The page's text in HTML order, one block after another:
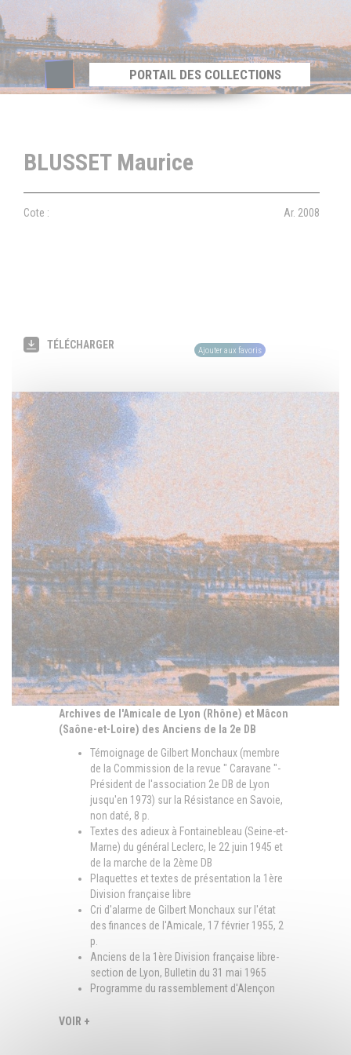
Panneau de gestion des cookies
PORTAIL DES COLLECTIONS
BLUSSET Maurice
Cote : Ar. 2008
TÉLÉCHARGER Ajouter aux favoris
Archives de l'Amicale de Lyon (Rhône) et Mâcon
(Saône-et-Loire) des Anciens de la 2e DB
Témoignage de Gilbert Monchaux (membre
de la Commission de la revue " Caravane "-
Président de l'association 2e DB de Lyon
jusqu'en 1973) sur la Résistance en Savoie,
non daté, 8 p.
Textes des adieux à Fontainebleau (Seine-et-
Marne) du général Leclerc, le 22 juin 1945 et
de la marche de la 2ème DB
Plaquettes et textes de présentation la 1ère
Division française libre
Cri d'alarme de Gilbert Monchaux sur l'état
des finances de l'Amicale, 17 février 1955, 2
p.
Anciens de la 1ère Division française libre-
section de Lyon, Bulletin du 31 mai 1965
Programme du rassemblement d'Alençon
VOIR +